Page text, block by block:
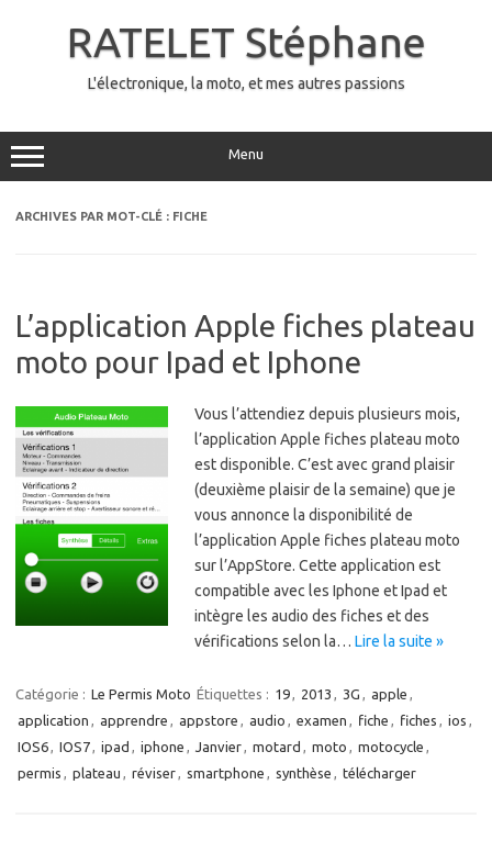
RATELET Stéphane
L'électronique, la moto, et mes autres passions
Menu
ARCHIVES PAR MOT-CLÉ : FICHE
L’application Apple fiches plateau
moto pour Ipad et Iphone
Vous l’attendiez depuis plusieurs mois,
l’application Apple fiches plateau moto
est disponible. C’est avec grand plaisir
(deuxième plaisir de la semaine) que je
vous annonce la disponibilité de
l’application Apple fiches plateau moto
sur l’AppStore. Cette application est
compatible avec les Iphone et Ipad et
intègre les audio des fiches et des
vérifications selon la… Lire la suite »
Catégorie : Le Permis Moto Étiquettes : 19, 2013 , 3G , apple ,
application , apprendre , appstore , audio , examen , fiche , fiches , ios ,
IOS6, IOS7, ipad , iphone , Janvier, motard , moto , motocycle ,
permis , plateau , réviser, smartphone , synthèse , télécharger